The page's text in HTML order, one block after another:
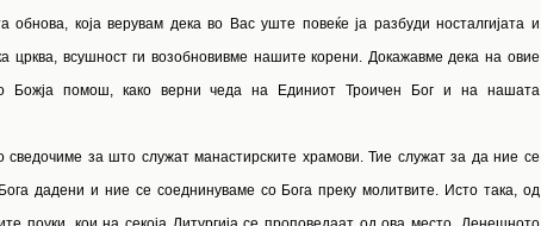
која верувам дека во Вас уште повеќе ја разбуди носталгијата и
црква, всушност ги возобновивме нашите корени. Докажавме дека на овие
Божја помош, како верни чеда на Единиот Троичен Бог и на нашата
сведочиме за што служат манастирските храмови. Тие служат за да ние се
дадени и ние се соеднинуваме со Бога преку молитвите. Исто така, од